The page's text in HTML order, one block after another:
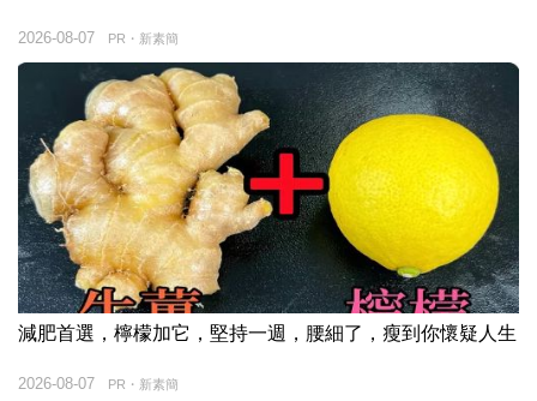
PR・新素簡
2026-08-07
減肥首選，檸檬加它，堅持一週，腰細了，瘦到你懷疑人生
PR・新素簡
2026-08-07